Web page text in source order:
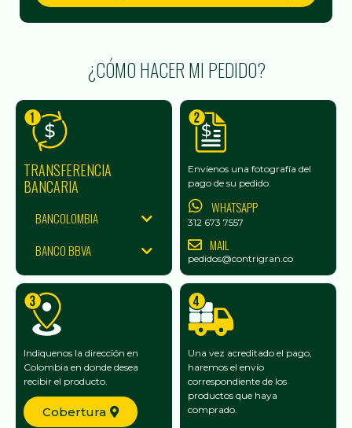
¿CÓMO HACER MI PEDIDO?
TRANSFERENCIA
BANCARIA
BANCOLOMBIA
BANCO BBVA
Envíenos una fotografía del
pago de su pedido.
WHATSAPP
312 673 7557
MAIL
pedidos@contrigran.co
Indiquenos la dirección en
Colombia en donde desea
recibir el producto.
Cobertura
Una vez acreditado el pago,
haremos el envío
correspondiente de los
productos que haya
comprado.